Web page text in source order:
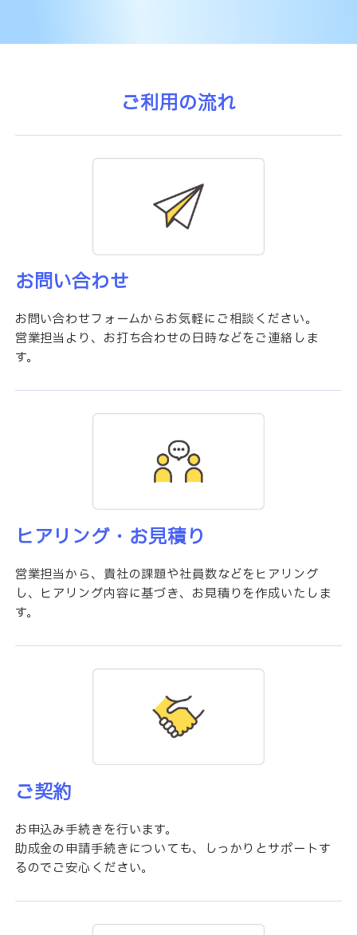
ご利用の流れ
お問い合わせ
お問い合わせフォームからお気軽にご相談ください。
営業担当より、お打ち合わせの日時などをご連絡しま
す。
ヒアリング・お見積り
営業担当から、貴社の課題や社員数などをヒアリング
し、ヒアリング内容に基づき、お見積りを作成いたしま
す。
ご契約
お申込み手続きを行います。
助成金の申請手続きについても、しっかりとサポートす
るのでご安心ください。